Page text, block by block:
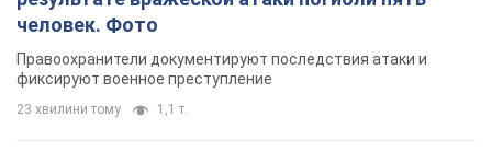
человек. Фото
Правоохранители документируют последствия атаки и
фиксируют военное преступление
23 хвилини тому 1,1 т.